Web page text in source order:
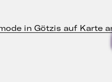
in Götzis auf Karte